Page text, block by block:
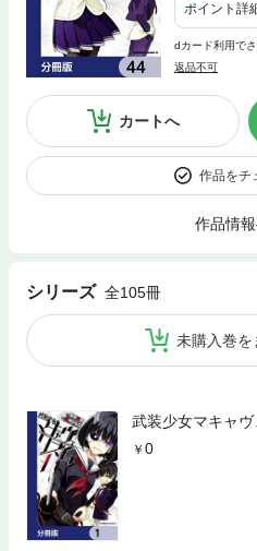
ポイント詳
dカード利用で
返品不可
カートへ
作品をチ
作品情
シリーズ 全105冊
未購入巻を
武装少女マキャ
0